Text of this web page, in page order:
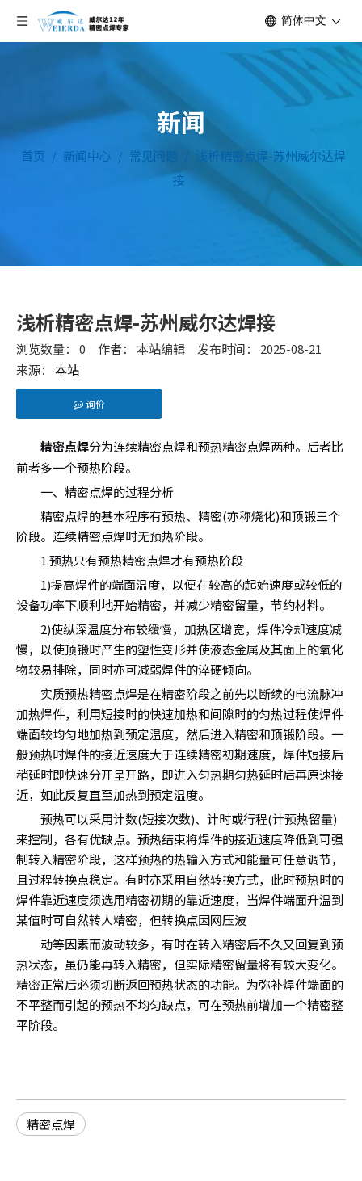
简体中文
新闻
首页 / 新闻中心 / 常见问题
浅析精密点焊-苏州威尔达焊
接
浅析精密点焊-苏州威尔达焊接
浏览数量： 0 作者： 本站编辑 发布时间： 2025-08-21
来源： 本站
询价
精密点焊分为连续精密点焊和预热精密点焊两种。后者比
前者多一个预热阶段。
一、精密点焊的过程分析
精密点焊的基本程序有预热、精密(亦称烧化)和顶锻三个
阶段。连续精密点焊时无预热阶段。
1.预热只有预热精密点焊才有预热阶段
1)提高焊件的端面温度，以便在较高的起始速度或较低的
设备功率下顺利地开始精密，并减少精密留量，节约材料。
2)使纵深温度分布较缓慢，加热区增宽，焊件冷却速度减
慢，以使顶锻时产生的塑性变形并使液态金属及其面上的氧化
物较易排除，同时亦可减弱焊件的淬硬倾向。
实质预热精密点焊是在精密阶段之前先以断续的电流脉冲
加热焊件，利用短接时的快速加热和间隙时的匀热过程使焊件
端面较均匀地加热到预定温度，然后进入精密和顶锻阶段。一
般预热时焊件的接近速度大于连续精密初期速度，焊件短接后
稍延时即快速分开呈开路，即进入匀热期匀热延时后再原速接
近，如此反复直至加热到预定温度。
预热可以采用计数(短接次数)、计时或行程(计预热留量)
来控制，各有优缺点。预热结束将焊件的接近速度降低到可强
制转入精密阶段，这样预热的热输入方式和能量可任意调节，
且过程转换点稳定。有时亦采用自然转换方式，此时预热时的
焊件靠近速度须选用精密初期的靠近速度，当焊件端面升温到
某值时可自然转人精密，但转换点因网压波
动等因素而波动较多，有时在转入精密后不久又回复到预
热状态，虽仍能再转入精密，但实际精密留量将有较大变化。
精密正常后必须切断返回预热状态的功能。为弥补焊件端面的
不平整而引起的预热不均匀缺点，可在预热前增加一个精密整
平阶段。
精密点焊